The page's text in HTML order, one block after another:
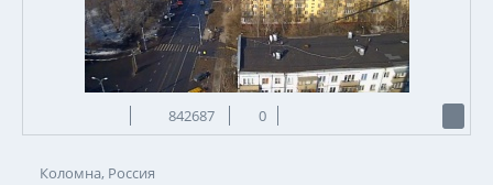
842687 0
Коломна, Россия